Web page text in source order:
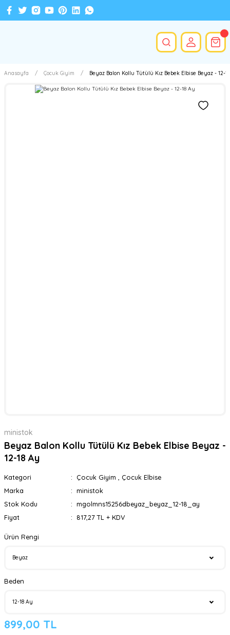
Anasayfa Çocuk Giyim Beyaz Balon Kollu Tütülü Kız Bebek Elbise Beyaz - 12-
ministok
Beyaz Balon Kollu Tütülü Kız Bebek Elbise Beyaz -
12-18 Ay
Kategori Çocuk Giyim
Çocuk Elbise
Marka
ministok
Stok Kodu
mgolmns15256dbeyaz_beyaz_12-18_ay
Fiyat
817,27 TL + KDV
Ürün Rengi
Beden
899,00 TL